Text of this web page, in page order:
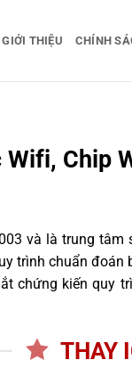
GIỚI THIỆU CHÍNH
Wifi, Chip
và là trung tâm
trình chuẩn
chứng kiến quy
THAY